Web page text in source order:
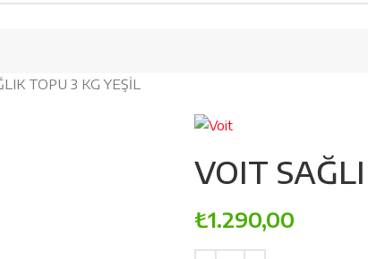
TOPU 3 KG YEŞİL
VOIT
₺1.290,00